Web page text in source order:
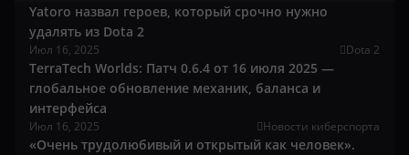
Yatoro назвал героев, который срочно нужно
удалять из Dota 2
Июл 16, 2025 Dota 2
TerraTech Worlds: Патч 0.6.4 от 16 июля 2025 —
глобальное обновление механик, баланса и
интерфейса
Июл 16, 2025 Новости киберспорта
«Очень трудолюбивый и открытый как человек».